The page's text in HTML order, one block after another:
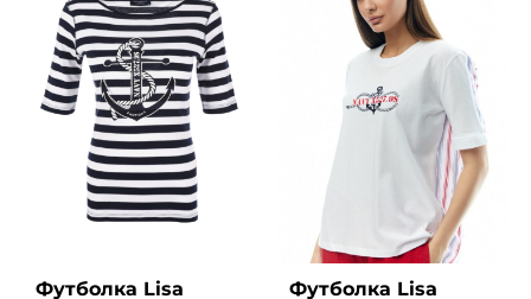
Футболка Lisa
Футболка Lisa